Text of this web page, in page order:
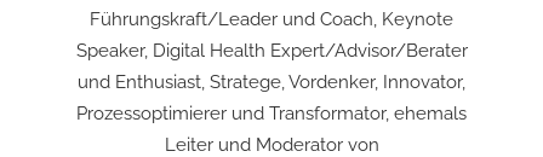
Führungskraft/Leader und Coach, Keynote
Speaker, Digital Health Expert/Advisor/Berater
und Enthusiast, Stratege, Vordenker, Innovator,
Prozessoptimierer und Transformator, ehemals
Leiter und Moderator von